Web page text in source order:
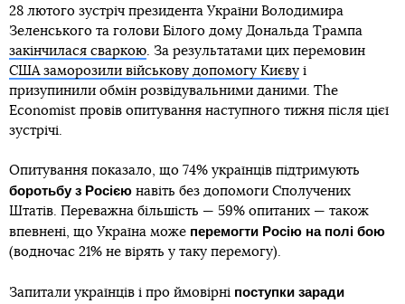
28 лютого зустріч президента України Володимира
Зеленського та голови Білого дому Дональда Трампа
закінчилася сваркою. За результатами цих перемовин
США заморозили військову допомогу Києву і
призупинили обмін розвідувальними даними. The
Economist провів опитування наступного тижня після цієї
зустрічі.
Опитування показало, що 74% українців підтримують
боротьбу з Росією навіть без допомоги Сполучених
Штатів. Переважна більшість — 59% опитаних — також
впевнені, що Україна може перемогти Росію на полі бою
(водночас 21% не вірять у таку перемогу).
Запитали українців і про ймовірні поступки заради